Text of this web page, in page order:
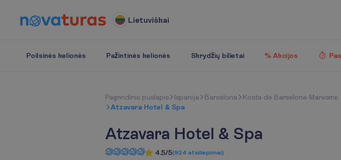
Lietuviškai
Poilsinės kelionės Pažintinės kelionės Skrydžių bilietai % Akcijos
Pagrindinis puslapis Ispanija Barselona
Kosta de Barselona-Maresmė
Atzavara Hotel & Spa
Atzavara Hotel & Spa
4.5/5(924 atsiliepimai)